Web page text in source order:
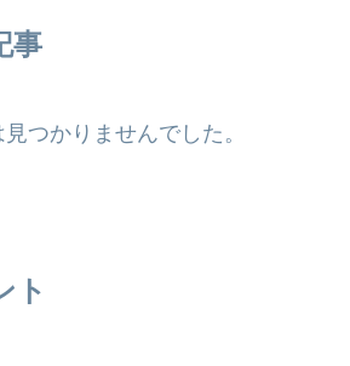
事
つかりませんでした。
ト